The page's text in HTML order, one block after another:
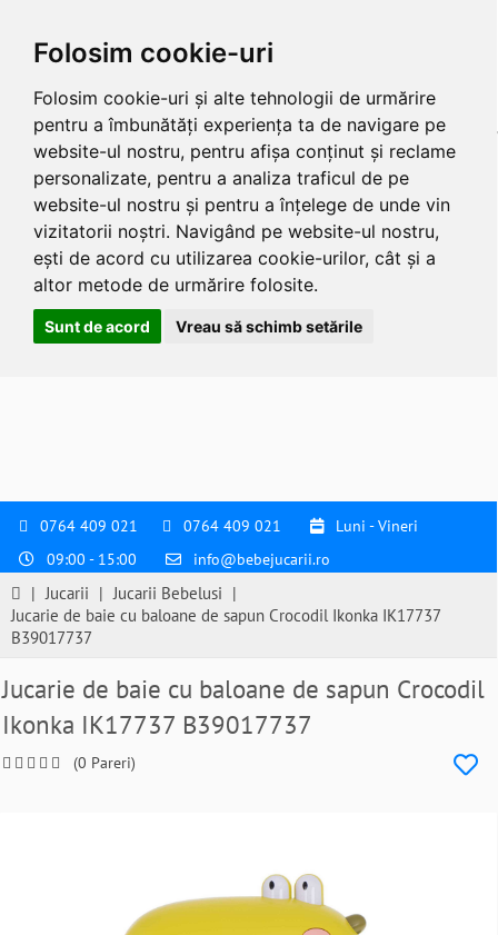
Folosim cookie-uri
Folosim cookie-uri și alte tehnologii de urmărire
pentru a îmbunătăți experiența ta de navigare pe
website-ul nostru, pentru afișa conținut și reclame
personalizate, pentru a analiza traficul de pe
website-ul nostru și pentru a înțelege de unde vin
vizitatorii noștri. Navigând pe website-ul nostru,
ești de acord cu utilizarea cookie-urilor, cât și a
altor metode de urmărire folosite.
Sunt de acord Vreau să schimb setările
0764 409 021 0764 409 021
Luni - Vineri
09:00 - 15:00
info@bebejucarii.ro
| Jucarii | Jucarii Bebelusi |
Jucarie de baie cu baloane de sapun Crocodil Ikonka IK17737
B39017737
Jucarie de baie cu baloane de sapun Crocodil
Ikonka IK17737 B39017737
(0 Pareri)